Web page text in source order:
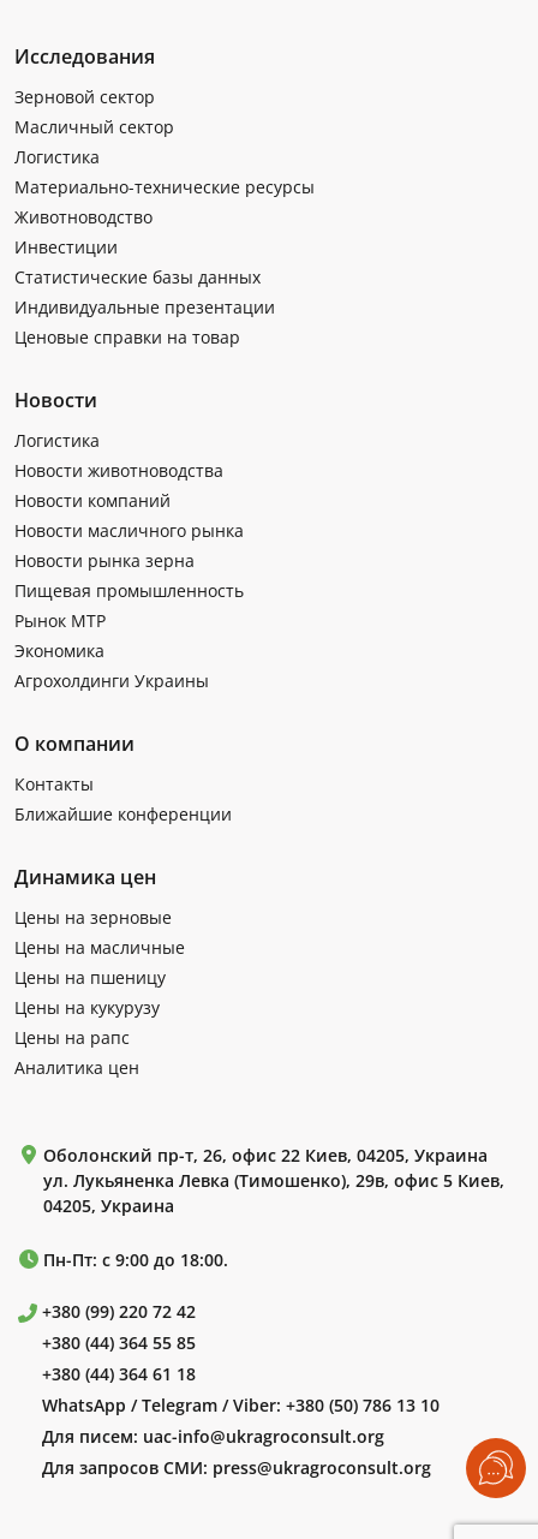
Исследования
Зерновой сектор
Масличный сектор
Логистика
Материально-технические ресурсы
Животноводство
Инвестиции
Статистические базы данных
Индивидуальные презентации
Ценовые справки на товар
Новости
Логистика
Новости животноводства
Новости компаний
Новости масличного рынка
Новости рынка зерна
Пищевая промышленность
Рынок МТР
Экономика
Агрохолдинги Украины
О компании
Контакты
Ближайшие конференции
Динамика цен
Цены на зерновые
Цены на масличные
Цены на пшеницу
Цены на кукурузу
Цены на рапс
Аналитика цен
Оболонский пр-т, 26, офис 22 Киев, 04205, Украина
ул. Лукьяненка Левка (Тимошенко), 29в, офис 5 Киев,
04205, Украина
Пн-Пт: с 9:00 до 18:00.
+380 (99) 220 72 42
+380 (44) 364 55 85
+380 (44) 364 61 18
WhatsApp / Telegram / Viber: +380 (50) 786 13 10
Для писем: uac-info@ukragroconsult.org
Для запросов СМИ: press@ukragroconsult.org